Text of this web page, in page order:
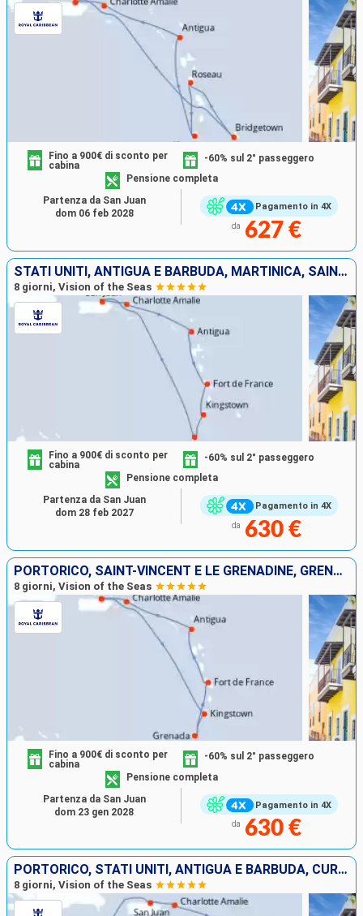
Pagamento in 4X
Fino a 900€ di sconto per
cabina
-60% sul 2° passeggero
Pensione completa
da 627 €
Partenza da San Juan
dom 06 feb 2028
STATI UNITI, ANTIGUA E BARBUDA, MARTINICA, SAINT-VINCENT E LE GRENADINE, GRENADA, PORTORICO
8 giorni, Vision of the Seas
Pagamento in 4X
Fino a 900€ di sconto per
cabina
-60% sul 2° passeggero
Pensione completa
da 630 €
Partenza da San Juan
dom 28 feb 2027
PORTORICO, SAINT-VINCENT E LE GRENADINE, GRENADA, MARTINICA, ANTIGUA E BARBUDA, STATI UNITI
8 giorni, Vision of the Seas
Pagamento in 4X
Fino a 900€ di sconto per
cabina
-60% sul 2° passeggero
Pensione completa
da 630 €
Partenza da San Juan
dom 23 gen 2028
PORTORICO, STATI UNITI, ANTIGUA E BARBUDA, CURAÇAO, ARUBA
8 giorni, Vision of the Seas